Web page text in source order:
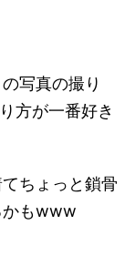
写真の撮り
が一番好き
ちょっと鎖骨
かもwww